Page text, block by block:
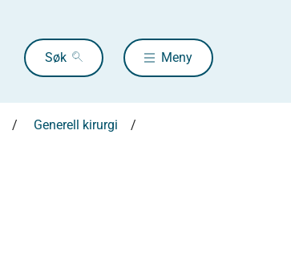
Søk Meny
Generell kirurgi